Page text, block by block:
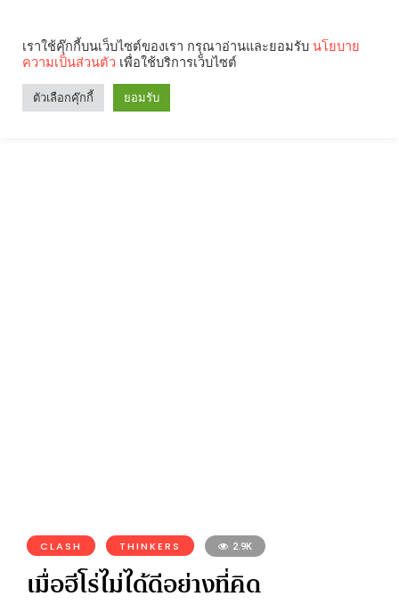
CLASH THINKERS 2.9K
เมื่อฮีโร่ไม่ได้ดีอย่างที่คิด
เราใช้คุ๊กกี้บนเว็บไซต์ของเรา กรุณาอ่านและยอมรับ นโยบาย
ความเป็นส่วนตัว เพื่อใช้บริการเว็บไซต์
ตัวเลือกคุ๊กกี้ ยอมรับ